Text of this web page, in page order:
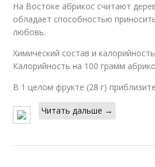
На Востоке абрикос считают
обладает способностью
любовь.
Химический состав и
Калорийность на 100 грамм
В 1 целом фрукте (28 г)
Читать дальше →